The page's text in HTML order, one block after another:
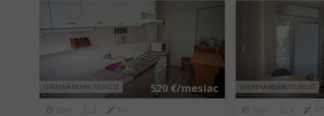
❯
OVERENÁ NEHNUTEĽNOSŤ 520 €/mesiac
65m² 2 1/1
OVERENÁ NEHNUTEĽNOSŤ
63m² 3 1/7